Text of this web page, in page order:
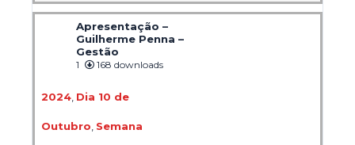
Apresentação –
Guilherme Penna –
Gestão
1 168 downloads
2024, Dia 10 de
Outubro Semana